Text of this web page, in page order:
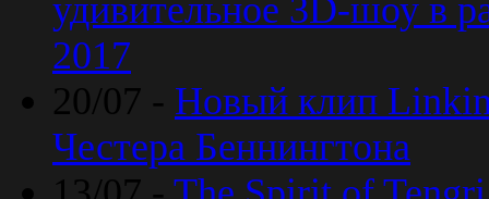
удивительное 3D-шоу в
2017
20/07 - Новый клип Linkin
Честера Беннингтона